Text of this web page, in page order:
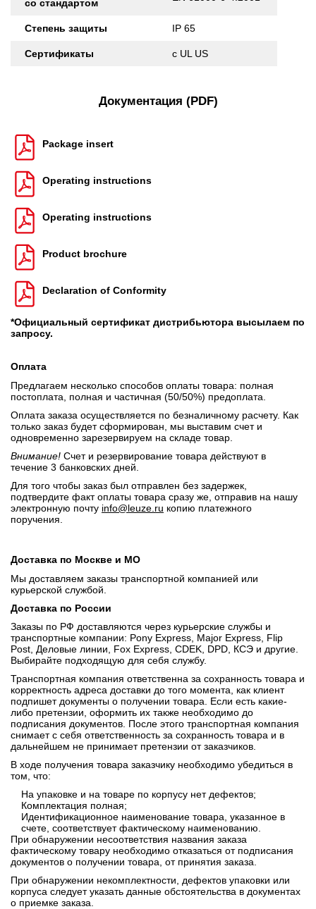
со стандартом
Степень защиты IP 65
Сертификаты c UL US
Документация (PDF)
Package insert
Operating instructions
Operating instructions
Product brochure
Declaration of Conformity
*Официальный сертификат дистрибьютора высылаем по
запросу.
Оплата
Предлагаем несколько способов оплаты товара: полная
постоплата, полная и частичная (50/50%) предоплата.
Оплата заказа осуществляется по безналичному расчету. Как
только заказ будет сформирован, мы выставим счет и
одновременно зарезервируем на складе товар.
Внимание! Счет и резервирование товара действуют в
течение 3 банковских дней.
Для того чтобы заказ был отправлен без задержек,
подтвердите факт оплаты товара сразу же, отправив на нашу
электронную почту info@leuze.ru копию платежного
поручения.
Доставка по Москве и МО
Мы доставляем заказы транспортной компанией или
курьерской службой.
Доставка по России
Заказы по РФ доставляются через курьерские службы и
транспортные компании: Pony Express, Major Express, Flip
Post, Деловые линии, Fox Express, CDEK, DPD, КСЭ и другие.
Выбирайте подходящую для себя службу.
Транспортная компания ответственна за сохранность товара и
корректность адреса доставки до того момента, как клиент
подпишет документы о получении товара. Если есть какие-
либо претензии, оформить их также необходимо до
подписания документов. После этого транспортная компания
снимает с себя ответственность за сохранность товара и в
дальнейшем не принимает претензии от заказчиков.
В ходе получения товара заказчику необходимо убедиться в
том, что:
На упаковке и на товаре по корпусу нет дефектов;
Комплектация полная;
Идентификационное наименование товара, указанное в
счете, соответствует фактическому наименованию.
При обнаружении несоответствия названия заказа
фактическому товару необходимо отказаться от подписания
документов о получении товара, от принятия заказа.
При обнаружении некомплектности, дефектов упаковки или
корпуса следует указать данные обстоятельства в документах
о приемке заказа.